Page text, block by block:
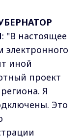
: "В настоящее
иной
проект
Я
Это